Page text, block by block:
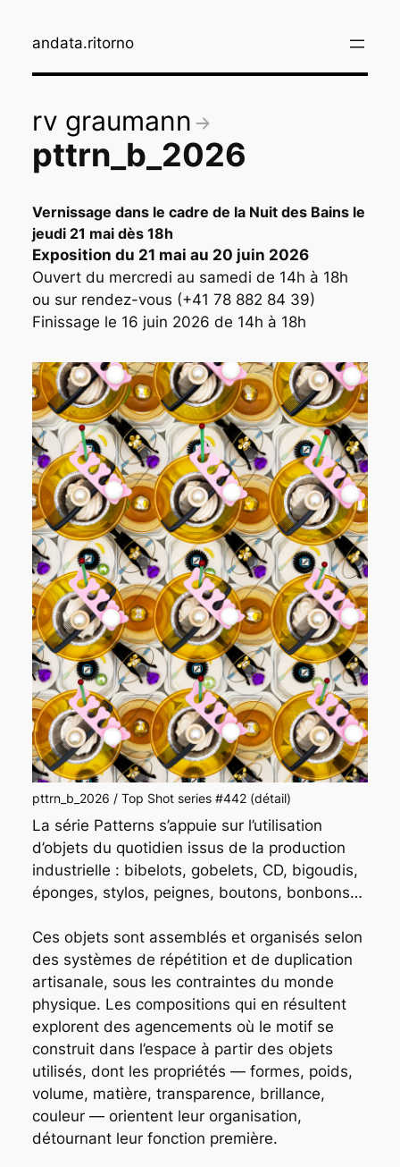
contenu
andata.ritorno
rv graumann
pttrn_b_2026
Vernissage dans le cadre de la Nuit des Bains le
jeudi 21 mai dès 18h
Exposition du 21 mai au 20 juin 2026
Ouvert du mercredi au samedi de 14h à 18h
ou sur rendez-vous (+41 78 882 84 39)
Finissage le 16 juin 2026 de 14h à 18h
pttrn_b_2026 / Top Shot series #442 (détail)
La série Patterns s’appuie sur l’utilisation
d’objets du quotidien issus de la production
industrielle : bibelots, gobelets, CD, bigoudis,
éponges, stylos, peignes, boutons, bonbons…
Ces objets sont assemblés et organisés selon
des systèmes de répétition et de duplication
artisanale, sous les contraintes du monde
physique. Les compositions qui en résultent
explorent des agencements où le motif se
construit dans l’espace à partir des objets
utilisés, dont les propriétés — formes, poids,
volume, matière, transparence, brillance,
couleur — orientent leur organisation,
détournant leur fonction première.